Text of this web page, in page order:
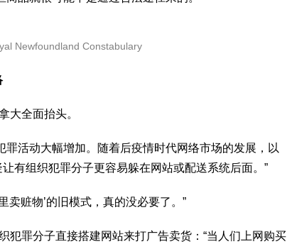
Newfoundland Constabulary
大全面抬头。
罪活动大幅增加。随着后疫情时代网络市场的发展，以
有组织犯罪分子更容易躲在网站或配送系统后面。”
卖赃物’的旧模式，真的没必要了。”
犯罪分子直接搭建网站来打广告卖货：“当人们上网购买